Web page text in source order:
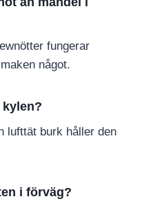
fungerar
något.
kylen?
lufttät burk håller den
i förväg?